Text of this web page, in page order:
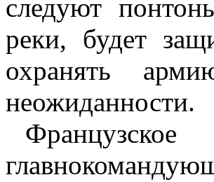
следуют
реки, будет
охранять
неожиданности.